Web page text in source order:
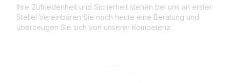
Ihre Zufriedenheit und Sicherheit stehen bei uns an erster
Stelle! Vereinbaren Sie noch heute eine Beratung und
überzeugen Sie sich von unserer Kompetenz.